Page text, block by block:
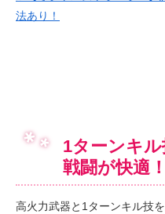
法あり！
1ターンキ
戦闘が快適！
高火力武器と1ターンキル技